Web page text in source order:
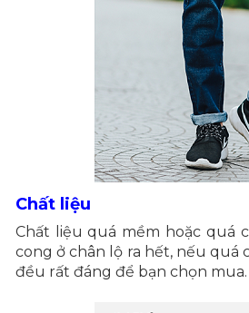
Chất liệu
Chất liệu quá mềm hoặc quá
cong ở chân lộ ra hết, nếu quá
đều rất đáng để bạn chọn mua.